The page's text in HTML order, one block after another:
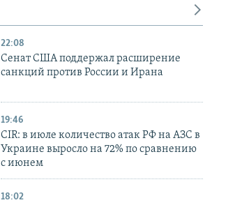
22:08
Сенат США поддержал расширение
санкций против России и Ирана
19:46
CIR: в июле количество атак РФ на АЗС в
Украине выросло на 72% по сравнению
с июнем
18:02